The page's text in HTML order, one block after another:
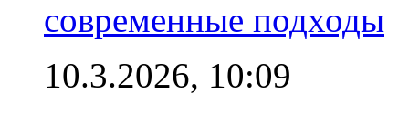
современные подходы
10.3.2026, 10:09